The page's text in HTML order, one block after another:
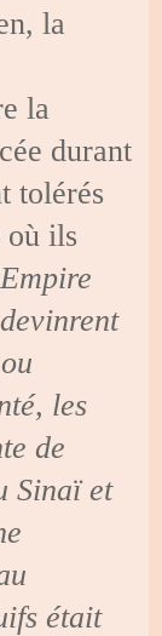
la
la
durant
tolérés
où ils
les
de
Sinaï et
était